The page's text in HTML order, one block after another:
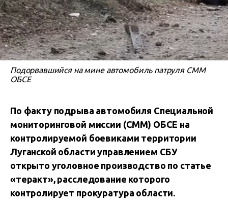
Подорвавшийся на мине автомобиль патруля СММ
ОБСЕ
По факту подрыва автомобиля Специальной
мониторинговой миссии (СММ) ОБСЕ на
контролируемой боевиками территории
Луганской области управлением СБУ
открыто уголовное производство по статье
«теракт», расследование которого
контролирует прокуратура области.